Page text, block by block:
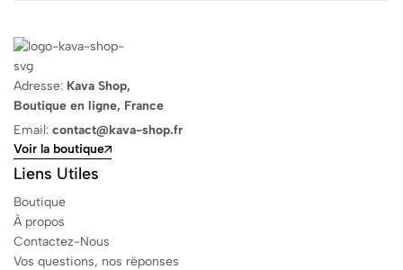
Adresse: Kava Shop,
Boutique en ligne, France
Email: contact@kava-shop.fr
Voir la boutique
Liens Utiles
Boutique
À propos
Contactez-Nous
Vos questions, nos réponses